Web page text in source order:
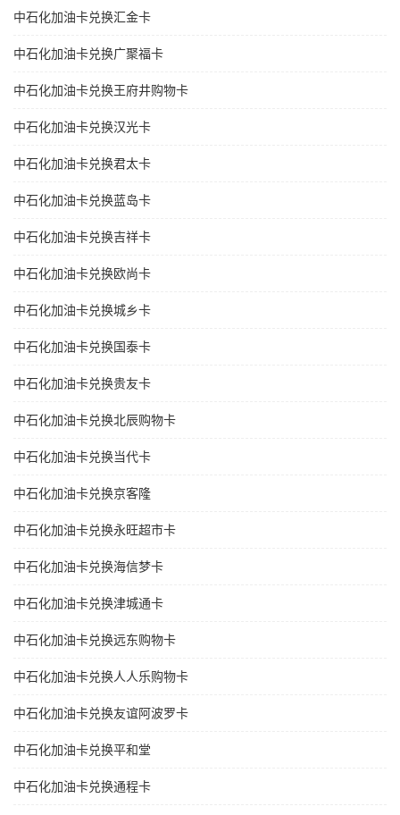
中石化加油卡兑换汇金卡
中石化加油卡兑换广聚福卡
中石化加油卡兑换王府井购物卡
中石化加油卡兑换汉光卡
中石化加油卡兑换君太卡
中石化加油卡兑换蓝岛卡
中石化加油卡兑换吉祥卡
中石化加油卡兑换欧尚卡
中石化加油卡兑换城乡卡
中石化加油卡兑换国泰卡
中石化加油卡兑换贵友卡
中石化加油卡兑换北辰购物卡
中石化加油卡兑换当代卡
中石化加油卡兑换京客隆
中石化加油卡兑换永旺超市卡
中石化加油卡兑换海信梦卡
中石化加油卡兑换津城通卡
中石化加油卡兑换远东购物卡
中石化加油卡兑换人人乐购物卡
中石化加油卡兑换友谊阿波罗卡
中石化加油卡兑换平和堂
中石化加油卡兑换通程卡